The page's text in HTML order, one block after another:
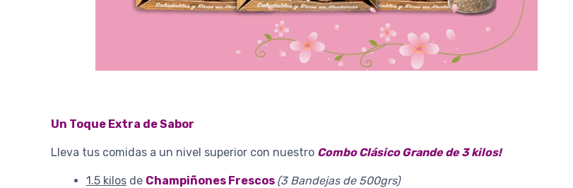
Un Toque Extra de Sabor
Lleva tus comidas a un nivel superior con nuestro Combo Clásico Grande de 3 kilos!
1.5 kilos de Champiñones Frescos (3 Bandejas de 500grs)